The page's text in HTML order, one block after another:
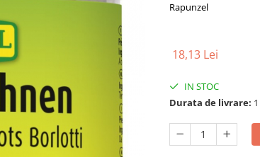
Rapunzel
18,13 Lei
IN STOC
Durata de livrare: 1